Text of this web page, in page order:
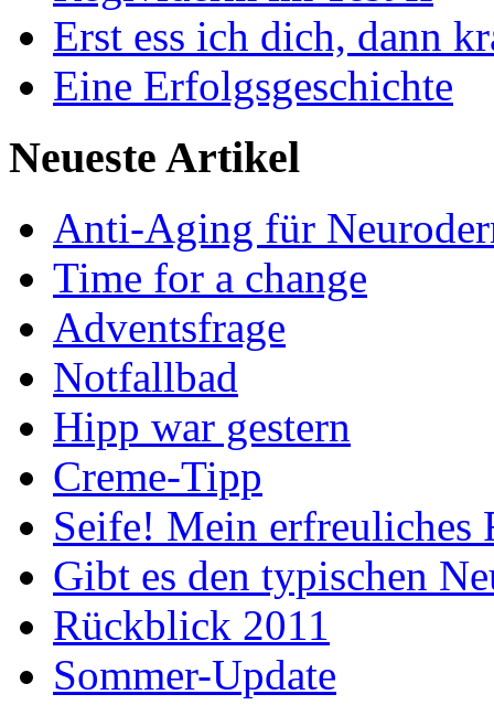
Erst ess ich dich, dann
Eine Erfolgsgeschichte
Neueste Artikel
Anti-Aging für
Time for a change
Adventsfrage
Notfallbad
Hipp war gestern
Creme-Tipp
Seife! Mein erfreuliches
Gibt es den typischen
Rückblick 2011
Sommer-Update